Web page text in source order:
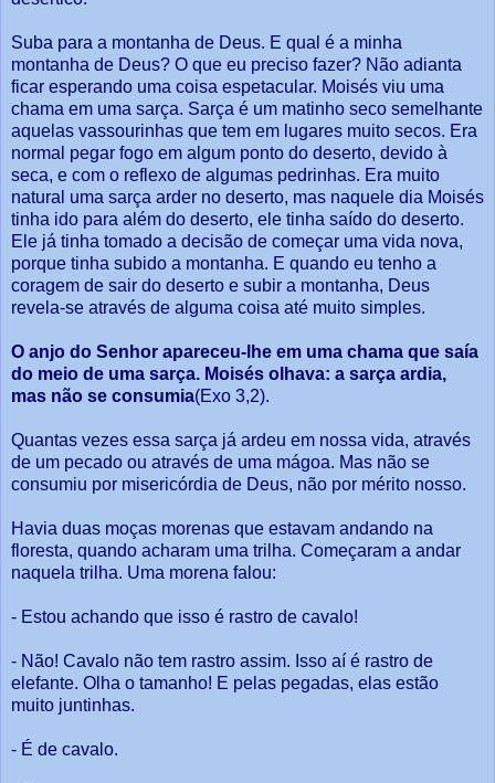
Suba para a montanha de Deus. E qual é a minha
montanha de Deus? O que eu preciso fazer? Não adianta
ficar esperando uma coisa espetacular. Moisés viu uma
chama em uma sarça. Sarça é um matinho seco semelhante
aquelas vassourinhas que tem em lugares muito secos. Era
normal pegar fogo em algum ponto do deserto, devido à
seca, e com o reflexo de algumas pedrinhas. Era muito
natural uma sarça arder no deserto, mas naquele dia Moisés
tinha ido para além do deserto, ele tinha saído do deserto.
Ele já tinha tomado a decisão de começar uma vida nova,
porque tinha subido a montanha. E quando eu tenho a
coragem de sair do deserto e subir a montanha, Deus
revela-se através de alguma coisa até muito simples.
O anjo do Senhor apareceu-lhe em uma chama que saía
do meio de uma sarça. Moisés olhava: a sarça ardia,
mas não se consumia(Exo 3,2).
Quantas vezes essa sarça já ardeu em nossa vida, através
de um pecado ou através de uma mágoa. Mas não se
consumiu por misericórdia de Deus, não por mérito nosso.
Havia duas moças morenas que estavam andando na
floresta, quando acharam uma trilha. Começaram a andar
naquela trilha. Uma morena falou:
- Estou achando que isso é rastro de cavalo!
- Não! Cavalo não tem rastro assim. Isso aí é rastro de
elefante. Olha o tamanho! E pelas pegadas, elas estão
muito juntinhas.
- É de cavalo.